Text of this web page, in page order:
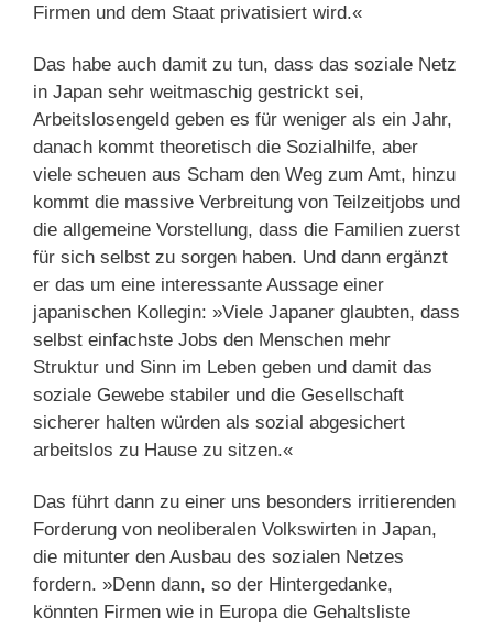
Firmen und dem Staat privatisiert wird.«
Das habe auch damit zu tun, dass das soziale Netz
in Japan sehr weitmaschig gestrickt sei,
Arbeitslosengeld geben es für weniger als ein Jahr,
danach kommt theoretisch die Sozialhilfe, aber
viele scheuen aus Scham den Weg zum Amt, hinzu
kommt die massive Verbreitung von Teilzeitjobs und
die allgemeine Vorstellung, dass die Familien zuerst
für sich selbst zu sorgen haben. Und dann ergänzt
er das um eine interessante Aussage einer
japanischen Kollegin: »Viele Japaner glaubten, dass
selbst einfachste Jobs den Menschen mehr
Struktur und Sinn im Leben geben und damit das
soziale Gewebe stabiler und die Gesellschaft
sicherer halten würden als sozial abgesichert
arbeitslos zu Hause zu sitzen.«
Das führt dann zu einer uns besonders irritierenden
Forderung von neoliberalen Volkswirten in Japan,
die mitunter den Ausbau des sozialen Netzes
fordern. »Denn dann, so der Hintergedanke,
könnten Firmen wie in Europa die Gehaltsliste